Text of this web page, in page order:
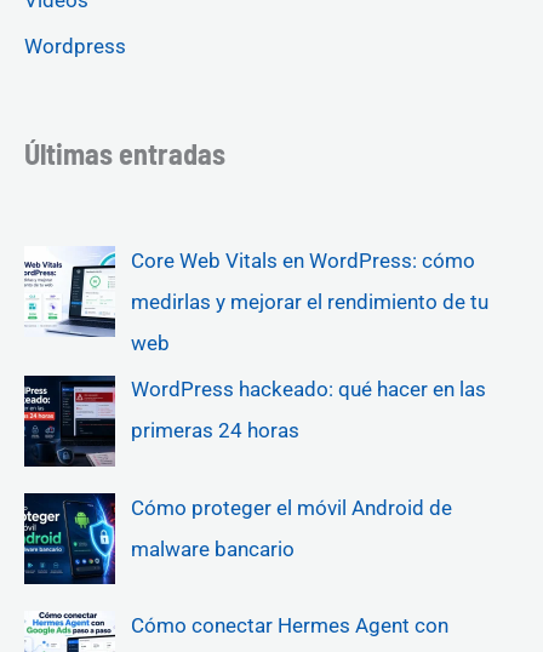
Wordpress
Últimas entradas
Core Web Vitals en WordPress: cómo
medirlas y mejorar el rendimiento de tu
web
WordPress hackeado: qué hacer en las
primeras 24 horas
Cómo proteger el móvil Android de
malware bancario
Cómo conectar Hermes Agent con